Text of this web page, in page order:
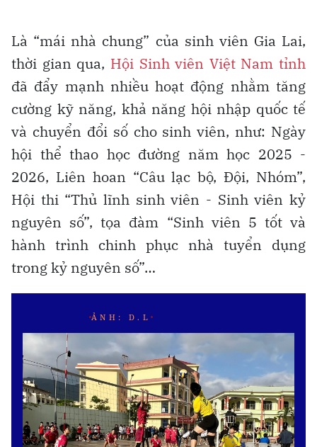
Là “mái nhà chung” của sinh viên Gia Lai,
thời gian qua, Hội Sinh viên Việt Nam tỉnh
đã đẩy mạnh nhiều hoạt động nhằm tăng
cường kỹ năng, khả năng hội nhập quốc tế
và chuyển đổi số cho sinh viên, như: Ngày
hội thể thao học đường năm học 2025 -
2026, Liên hoan “Câu lạc bộ, Đội, Nhóm”,
Hội thi “Thủ lĩnh sinh viên - Sinh viên kỷ
nguyên số”, tọa đàm “Sinh viên 5 tốt và
hành trình chinh phục nhà tuyển dụng
trong kỷ nguyên số”…